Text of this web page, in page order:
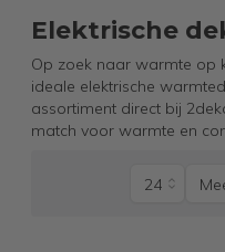
Elektrische
Op zoek naar warmte op
ideale elektrische
assortiment direct bij
match voor warmte en